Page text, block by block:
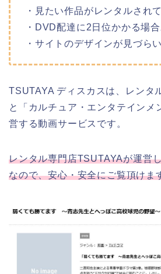
・見たい作品がレンタルされ
・DVD配達に2日位かかる場合
・サイトのデザインが見づらい
TSUTAYA ディスカスは、レンタ
と「カルチュア・エンタテインメ
営する動画サービスです。
レンタル専門店TSUTAYAが運営
なので、安心・安全にご覧頂けま